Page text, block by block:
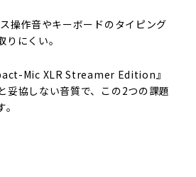
操作音やキーボードのタイピング
にくい。
Mic XLR Streamer Edition』
妥協しない音質で、この2つの課題